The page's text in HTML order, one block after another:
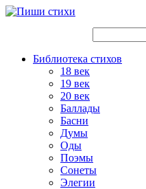
Библиотека стихов
18 век
19 век
20 век
Баллады
Басни
Думы
Оды
Поэмы
Сонеты
Элегии